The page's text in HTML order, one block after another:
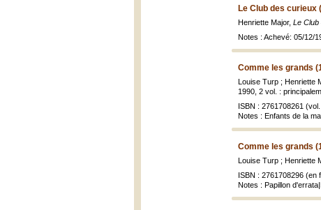
Le Club des curieux
Henriette Major, Le
Notes : Achevé: 05/12/
Comme les grands
Louise Turp ; Henriette
1990, 2 vol. :
ISBN : 2761708261
Notes : Enfants de la
Comme les grands
Louise Turp ; Henriette
ISBN : 2761708296 (en
Notes : Papillon